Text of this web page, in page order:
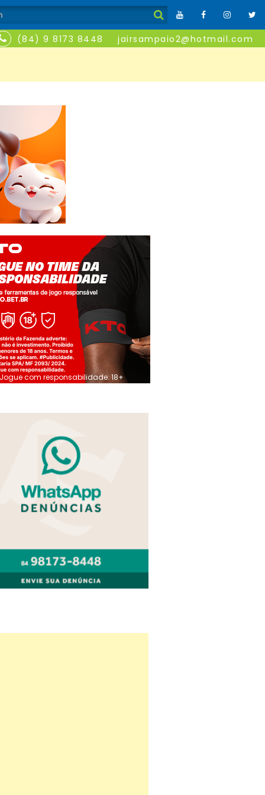
(84) 9 8173 8448 jairsampaio2@hotmail.com
Jogue com responsabilidade. 18+